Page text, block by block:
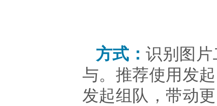
方式：识别图
与。推荐使用发起
发起组队，带动